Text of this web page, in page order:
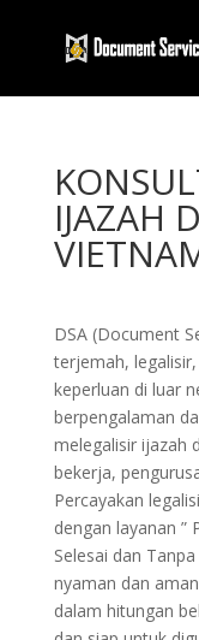
IJAZAH
DSA (Document
terjemah,
keperluan di luar
berpengalaman
melegalisir ijazah
bekerja,
Percayakan
dengan layanan ”
Selesai dan
nyaman dan
dalam hitungan